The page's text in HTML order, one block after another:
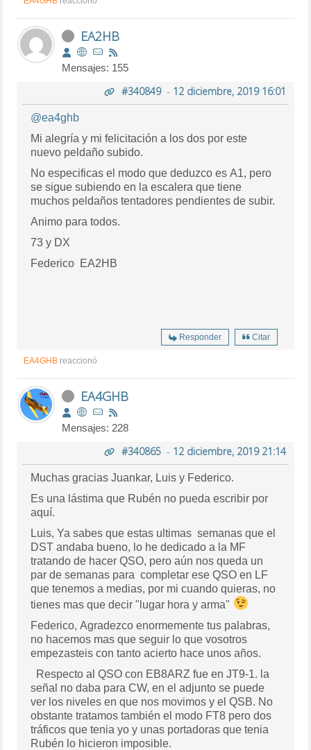
EA2HB
Mensajes: 155
#340849- 12 diciembre, 2019 16:01
@ea4ghb
Mi alegría y mi felicitación a los dos por este
nuevo peldaño subido.
No especificas el modo que deduzco es A1, pero
se sigue subiendo en la escalera que tiene
muchos peldaños tentadores pendientes de subir.
Animo para todos.
73 y DX
Federico EA2HB
Responder Citar
EA4GHB reaccionó
EA4GHB
Mensajes: 228
#340865- 12 diciembre, 2019 21:14
Muchas gracias Juankar, Luis y Federico.
Es una lástima que Rubén no pueda escribir por
aquí.
Luis, Ya sabes que estas ultimas semanas que el
DST andaba bueno, lo he dedicado a la MF
tratando de hacer QSO, pero aún nos queda un
par de semanas para completar ese QSO en LF
que tenemos a medias, por mi cuando quieras, no
tienes mas que decir "lugar hora y arma"
Federico, Agradezco enormemente tus palabras,
no hacemos mas que seguir lo que vosotros
empezasteis con tanto acierto hace unos años.
Respecto al QSO con EB8ARZ fue en JT9-1. la
señal no daba para CW, en el adjunto se puede
ver los niveles en que nos movimos y el QSB. No
obstante tratamos también el modo FT8 pero dos
tráficos que tenia yo y unas portadoras que tenia
Rubén lo hicieron imposible.